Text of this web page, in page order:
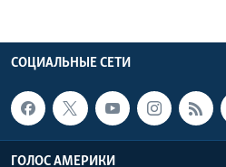
СОЦИАЛЬНЫЕ СЕТИ
ГОЛОС АМЕРИКИ